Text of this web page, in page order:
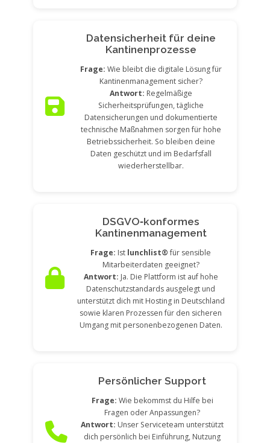
Datensicherheit für deine
Kantinenprozesse
Frage: Wie bleibt die digitale Lösung für
Kantinenmanagement sicher?
Antwort: Regelmäßige
Sicherheitsprüfungen, tägliche
Datensicherungen und dokumentierte
technische Maßnahmen sorgen für hohe
Betriebssicherheit. So bleiben deine
Daten geschützt und im Bedarfsfall
wiederherstellbar.
DSGVO‑konformes
Kantinenmanagement
Frage: Ist lunchlist®für sensible
Mitarbeiterdaten geeignet?
Antwort: Ja. Die Plattform ist auf hohe
Datenschutzstandards ausgelegt und
unterstützt dich mit Hosting in Deutschland
sowie klaren Prozessen für den sicheren
Umgang mit personenbezogenen Daten.
Persönlicher Support
Frage: Wie bekommst du Hilfe bei
Fragen oder Anpassungen?
Antwort: Unser Serviceteam unterstützt
dich persönlich bei Einführung, Nutzung